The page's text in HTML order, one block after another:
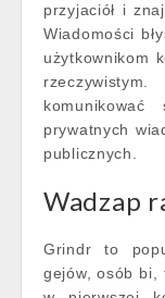
przyjaciół i
Wiadomości
użytkownikom
prywatnych
publicznych.
Wadzap
Grindr to
gejów, osób bi,